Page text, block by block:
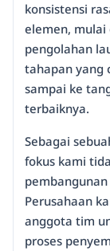
konsistensi
elemen, mulai
pengolahan
tahapan yang
sampai ke
terbaiknya.
Sebagai
fokus kami
Perusahaan
anggota tim
proses